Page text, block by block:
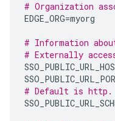
# Organization
EDGE_ORG=myorg
# Information
# Externally
# Default is http.